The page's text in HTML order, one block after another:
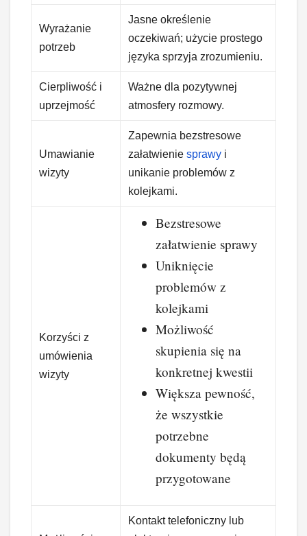
Wyrażanie
potrzeb
Jasne określenie
oczekiwań; użycie prostego
języka sprzyja zrozumieniu.
Cierpliwość i
uprzejmość
Ważne dla pozytywnej
atmosfery rozmowy.
Umawianie
wizyty
Zapewnia bezstresowe
załatwieniesprawy i
unikanie problemów z
kolejkami.
Korzyści z
umówienia
wizyty
Bezstresowe
załatwienie sprawy
Uniknięcie
problemów z
kolejkami
Możliwość
skupienia się na
konkretnej kwestii
Większa pewność,
że wszystkie
potrzebne
dokumenty będą
przygotowane
Kontakt telefoniczny lub